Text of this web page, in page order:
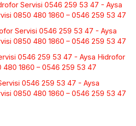
Servisi 0546 259 53 47 - Aysa
0850 480 1860 – 0546 259 53 47
Servisi 0546 259 53 47 - Aysa
0850 480 1860 – 0546 259 53 47
0546 259 53 47 - Aysa Hidrofor
480 1860 – 0546 259 53 47
0546 259 53 47 - Aysa
0850 480 1860 – 0546 259 53 47